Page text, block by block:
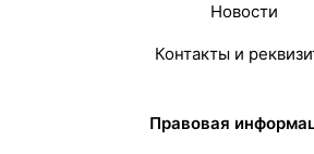
Новости
Контакты и
Правовая